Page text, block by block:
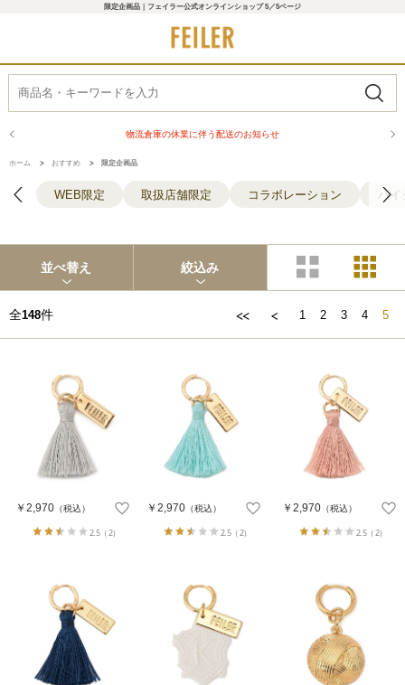
限定企画品｜フェイラー公式オンラインショップ 5／5ページ
物流倉庫の休業に伴う配送のお知らせ
ホーム > おすすめ > 限定企画品
WEB限定 取扱店舗限定 コラボレーション ハイ
並べ替え 絞込み
全148件 1 2 3 4 5
￥2,970（税込）
2.5（2）
￥2,970 （税込）
2.5（2）
￥2,970（税込）
2.5（2）